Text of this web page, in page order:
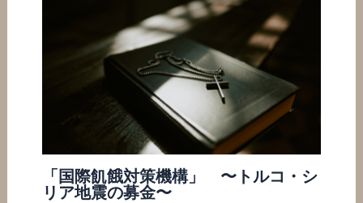
「国際飢餓対策機構」 〜トルコ・シ
リア地震の募金〜